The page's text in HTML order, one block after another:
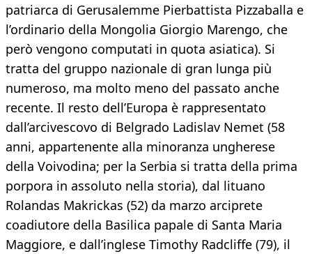
patriarca di Gerusalemme Pierbattista Pizzaballa e
l’ordinario della Mongolia Giorgio Marengo, che
però vengono computati in quota asiatica). Si
tratta del gruppo nazionale di gran lunga più
numeroso, ma molto meno del passato anche
recente. Il resto dell’Europa è rappresentato
dall’arcivescovo di Belgrado Ladislav Nemet (58
anni, appartenente alla minoranza ungherese
della Voivodina; per la Serbia si tratta della prima
porpora in assoluto nella storia), dal lituano
Rolandas Makrickas (52) da marzo arciprete
coadiutore della Basilica papale di Santa Maria
Maggiore, e dall’inglese Timothy Radcliffe (79), il